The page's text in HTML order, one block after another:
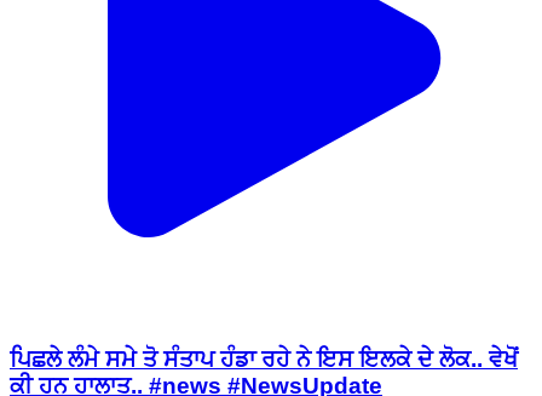
ਪਿਛਲੇ ਲੰਮੇ ਸਮੇ ਤੋ ਸੰਤਾਪ ਹੰਡਾ ਰਹੇ ਨੇ ਇਸ ਇਲਕੇ ਦੇ ਲੋਕ.. ਵੇਖੋਂ
ਕੀ ਹਨ ਹਾਲਾਤ.. #news #NewsUpdate